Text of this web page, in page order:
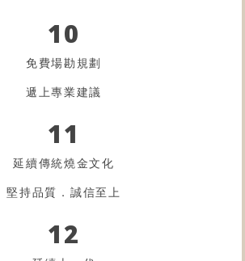
10
免費場勘規劃
遞上專業建議
11
延續傳統燒金文化
堅持品質．誠信至上
12